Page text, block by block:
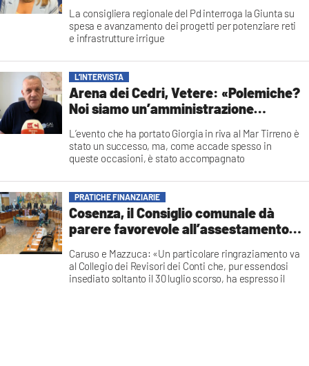
La consigliera regionale del Pd interroga la Giunta su
spesa e avanzamento dei progetti per potenziare reti
e infrastrutture irrigue
L’INTERVISTA
Arena dei Cedri, Vetere: «Polemiche?
Noi siamo un’amministrazione
L’evento che ha portato Giorgia in riva al Mar Tirreno è
stato un successo, ma, come accade spesso in
queste occasioni, è stato accompagnato
denaro elargite
dall’amministrazione all’organizzazione
Francesca Lagatta
PRATICHE FINANZIARIE
Cosenza, il Consiglio comunale dà
parere favorevole all’assestamento
Caruso e Mazzuca: «Un particolare ringraziamento va
al Collegio dei Revisori dei Conti che, pur essendosi
insediato soltanto il 30 luglio scorso, ha espresso il